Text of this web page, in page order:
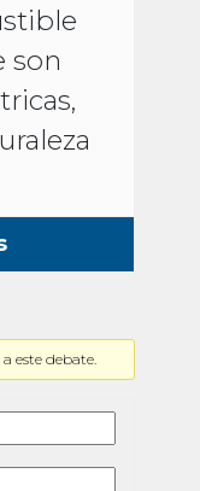
son
este debate.